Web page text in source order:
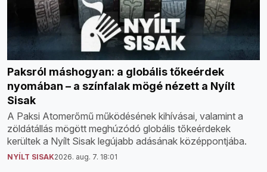
Paksról máshogyan: a globális tőkeérdek
nyomában – a színfalak mögé nézett a Nyílt
Sisak
A Paksi Atomerőmű működésének kihívásai, valamint a
zöldátállás mögött meghúzódó globális tőkeérdekek
kerültek a Nyílt Sisak legújabb adásának középpontjába.
NYÍLT SISAK2026. aug. 7. 18:01